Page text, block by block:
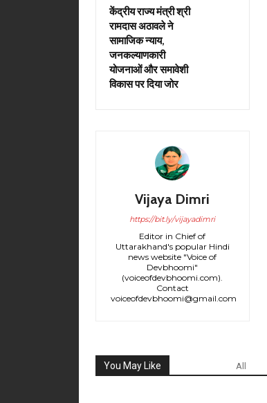
केंद्रीय राज्य मंत्री श्री
रामदास अठावले ने
सामाजिक न्याय,
जनकल्याणकारी
योजनाओं और समावेशी
विकास पर दिया जोर
Vijaya Dimri
https://bit.ly/vijayadimri
Editor in Chief of
Uttarakhand's popular Hindi
news website "Voice of
Devbhoomi"
(voiceofdevbhoomi.com).
Contact
voiceofdevbhoomi@gmail.com
You May Like All